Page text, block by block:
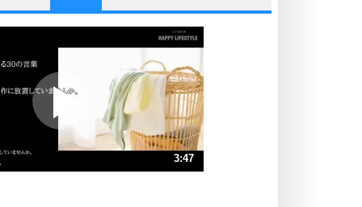
他人と比べない。
いっそのこと、他人を見ない。
いらいらしない人になる30の方法
ポジティブになれない原因は、行動
しないから。
ポジティブ思考になる30の方法
ストレス対策
3:47